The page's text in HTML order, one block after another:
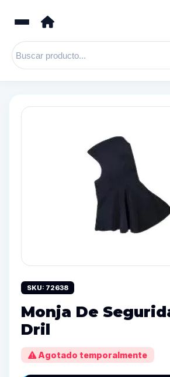
SKU: 72638
Monja De
Dril
Agotado temporalmente